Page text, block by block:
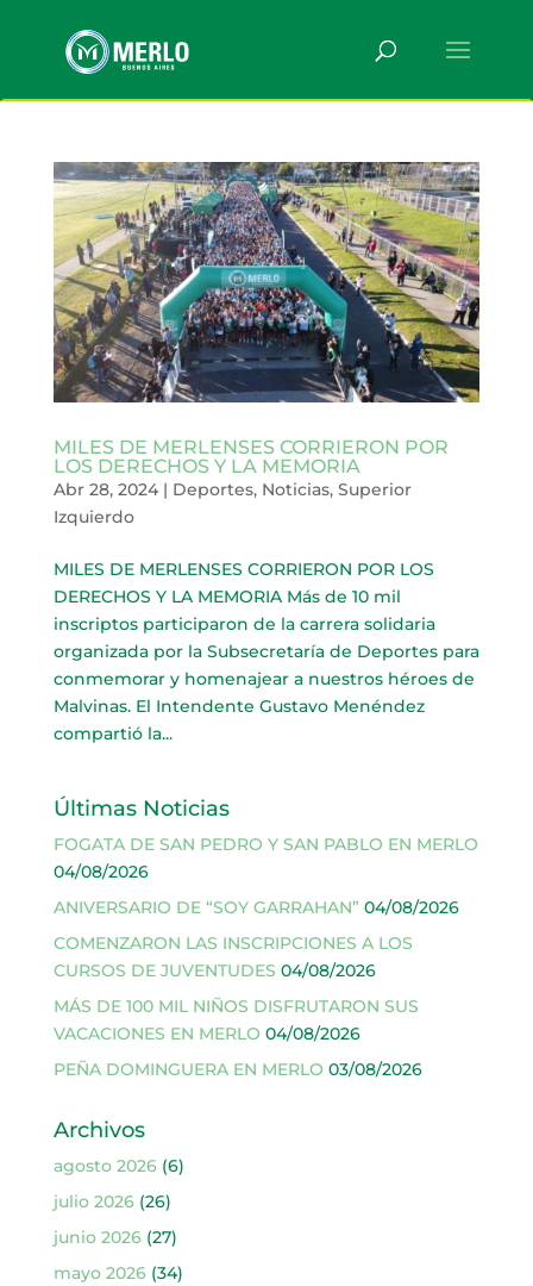
MILES DE MERLENSES CORRIERON POR
LOS DERECHOS Y LA MEMORIA
Abr 28, 2024| Deportes, Noticias, Superior
Izquierdo
MILES DE MERLENSES CORRIERON POR LOS
DERECHOS Y LA MEMORIA Más de 10 mil
inscriptos participaron de la carrera solidaria
organizada por la Subsecretaría de Deportes para
conmemorar y homenajear a nuestros héroes de
Malvinas. El Intendente Gustavo Menéndez
compartió la...
Últimas Noticias
FOGATA DE SAN PEDRO Y SAN PABLO EN MERLO
04/08/2026
ANIVERSARIO DE “SOY GARRAHAN” 04/08/2026
COMENZARON LAS INSCRIPCIONES A LOS
CURSOS DE JUVENTUDES 04/08/2026
MÁS DE 100 MIL NIÑOS DISFRUTARON SUS
VACACIONES EN MERLO 04/08/2026
PEÑA DOMINGUERA EN MERLO 03/08/2026
Archivos
agosto 2026(6)
julio 2026(26)
junio 2026(27)
mayo 2026(34)